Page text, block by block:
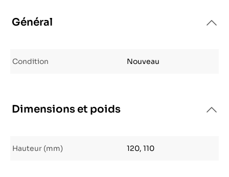
Général
Condition Nouveau
Dimensions et poids
Hauteur (mm) 120, 110